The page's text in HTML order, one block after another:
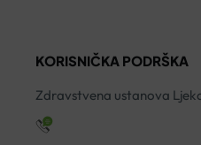
KORISNIČKA PODRŠKA
Zdravstvena ustanova